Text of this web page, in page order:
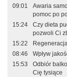
09:01
Awaria
pomoc po
15:24
Czy dieta
pozwoli Ci
15:22
08:46
Wpływ
15:53
Odbiór
Cię tysiące